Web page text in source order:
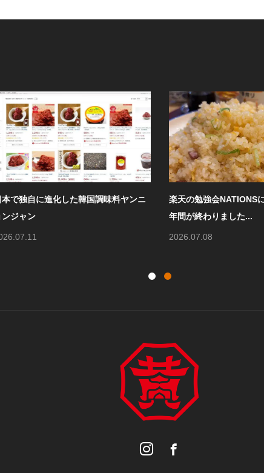
楽天の勉強会NATIONSに参加していた半
年間が終わりました...
2026.07.08
キムチ麻婆茄子を
ピあります）
2026.07.04